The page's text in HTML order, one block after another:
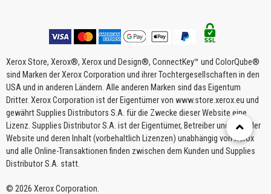
Xerox Store, Xerox®, Xerox und Design®, ConnectKey™ und ColorQube®
sind Marken der Xerox Corporation und ihrer Tochtergesellschaften in den
USA und in anderen Ländern. Alle anderen Marken sind das Eigentum
Dritter. Xerox Corporation ist der Eigentümer von www.store.xerox.eu und
gewährt Supplies Distributors S.A. für die Zwecke dieser Website eine
Lizenz. Supplies Distributor S.A. ist der Eigentümer, Betreiber und Host der
Website und deren Inhalt (vorbehaltlich Lizenzen) unabhängig von Xerox
und alle Online-Transaktionen finden zwischen dem Kunden und Supplies
Distributor S.A. statt.
© 2026 Xerox Corporation.